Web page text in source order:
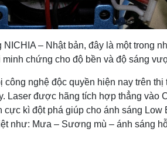
– Nhật bản, đây là một trong
chứng cho độ bền và độ sáng
công nghệ độc quyền hiện nay trên
Laser được hãng tích hợp thẳng vào
kì đột phá giúp cho ánh sáng Low
như: Mưa – Sương mù – ánh sáng